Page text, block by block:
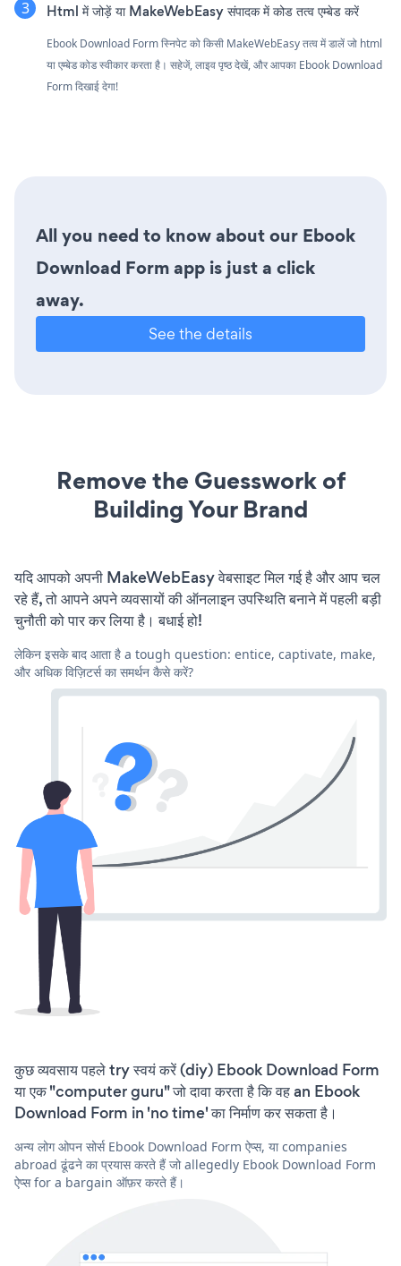
Html में जोड़ें या MakeWebEasy संपादक में कोड तत्व एम्बेड करें
Ebook Download Form स्निपेट को किसी MakeWebEasy तत्व में डालें जो html
या एम्बेड कोड स्वीकार करता है। सहेजें, लाइव पृष्ठ देखें, और आपका Ebook Download
Form दिखाई देगा!
All you need to know about our Ebook
Download Form app is just a click
away.
See the details
Remove the Guesswork of
Building Your Brand
यदि आपको अपनी MakeWebEasy वेबसाइट मिल गई है और आप चल
रहे हैं, तो आपने अपने व्यवसायों की ऑनलाइन उपस्थिति बनाने में पहली बड़ी
चुनौती को पार कर लिया है। बधाई हो!
लेकिन इसके बाद आता है a tough question: entice, captivate, make,
और अधिक विज़िटर्स का समर्थन कैसे करें?
कुछ व्यवसाय पहले try स्वयं करें (diy) Ebook Download Form
या एक "computer guru" जो दावा करता है कि वह an Ebook
Download Form in 'no time' का निर्माण कर सकता है।
अन्य लोग ओपन सोर्स Ebook Download Form ऐप्स, या companies
abroad ढूंढने का प्रयास करते हैं जो allegedly Ebook Download Form
ऐप्स for a bargain ऑफ़र करते हैं।